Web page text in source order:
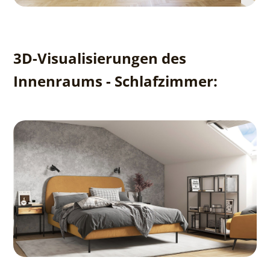
3D-Visualisierungen des
Innenraums - Schlafzimmer: